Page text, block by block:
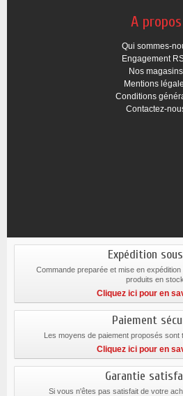
A propos
Qui sommes-
Engagement
Nos magasins
Mentions
Conditions
Contactez-
Expédition
Commande preparée et mise en
produits en stock.
Cliquez ici pour en
Paiement
Les moyens de paiement proposés sont
Cliquez ici pour en
Garantie
Si vous n'êtes pas satisfait de votre